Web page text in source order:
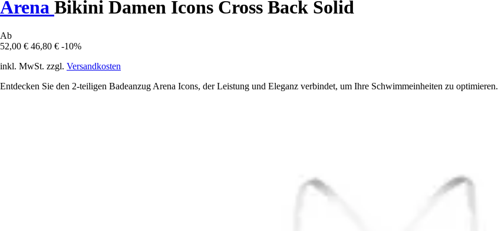
Arena Bikini Damen Icons Cross Back Solid
Ab
52,00 € 46,80 € -10%
inkl. MwSt. zzgl. Versandkosten
Entdecken Sie den 2-teiligen Badeanzug Arena Icons, der Leistung und Eleganz verbindet, um Ihre Schwimmeinheiten zu optimieren.